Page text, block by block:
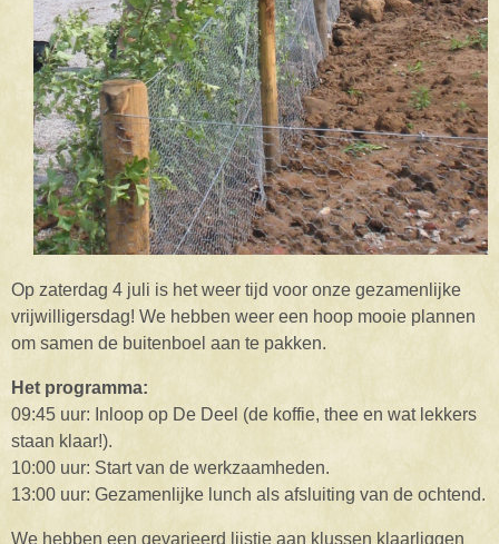
Op zaterdag 4 juli is het weer tijd voor onze gezamenlijke
vrijwilligersdag! We hebben weer een hoop mooie plannen
om samen de buitenboel aan te pakken.
Het programma:
09:45 uur: Inloop op De Deel (de koffie, thee en wat lekkers
staan klaar!).
10:00 uur: Start van de werkzaamheden.
13:00 uur: Gezamenlijke lunch als afsluiting van de ochtend.
We hebben een gevarieerd lijstje aan klussen klaarliggen